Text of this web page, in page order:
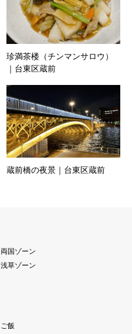
珍満茶楼（チンマンサロウ）
｜台東区蔵前
蔵前橋の夜景｜台東区蔵前
両国ゾーン
浅草ゾーン
ご飯